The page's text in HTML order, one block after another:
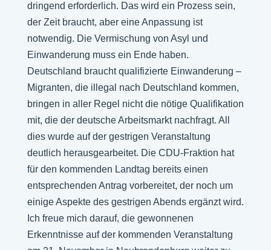
dringend erforderlich. Das wird ein Prozess sein,
der Zeit braucht, aber eine Anpassung ist
notwendig. Die Vermischung von Asyl und
Einwanderung muss ein Ende haben.
Deutschland braucht qualifizierte Einwanderung –
Migranten, die illegal nach Deutschland kommen,
bringen in aller Regel nicht die nötige Qualifikation
mit, die der deutsche Arbeitsmarkt nachfragt. All
dies wurde auf der gestrigen Veranstaltung
deutlich herausgearbeitet. Die CDU-Fraktion hat
für den kommenden Landtag bereits einen
entsprechenden Antrag vorbereitet, der noch um
einige Aspekte des gestrigen Abends ergänzt wird.
Ich freue mich darauf, die gewonnenen
Erkenntnisse auf der kommenden Veranstaltung